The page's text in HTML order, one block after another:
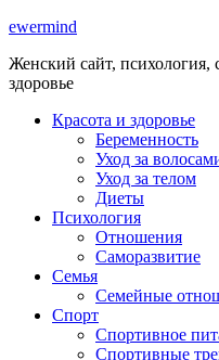
ewermind
Женский сайт, психология,
здоровье
Красота и здоровье
Беременность
Уход за
Уход за телом
Диеты
Психология
Отношения
Саморазвитие
Семья
Семейные
Спорт
Спортивное
Спортивные